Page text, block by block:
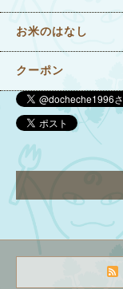
お米のはなし
クーポン